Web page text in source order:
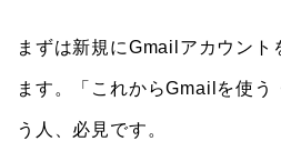
まずは新規にGmailアカウント
ます。「これからGmailを使う
う人、必見です。